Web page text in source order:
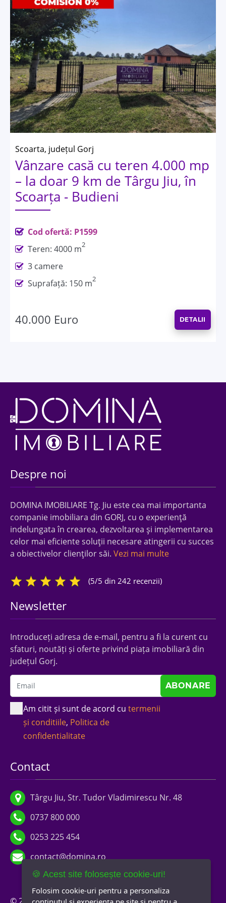
Scoarta, județul Gorj
Vânzare casă cu teren 4.000 mp
– la doar 9 km de Târgu Jiu, în
Scoarța - Budieni
Cod ofertă: P1599
Teren: 4000 m2
3 camere
Suprafață: 150 m2
40.000 Euro DETALII
Despre noi
DOMINA IMOBILIARE Tg. Jiu este cea mai importanta
companie imobiliara din GORJ, cu o experienţă
indelungata în crearea, dezvoltarea şi implementarea
celor mai eficiente soluţii necesare atingerii cu succes
a obiectivelor clienţilor săi. Vezi mai multe
(5/5 din 242 recenzii)
Newsletter
Introduceți adresa de e-mail, pentru a fi la curent cu
sfaturi, noutăți și oferte privind piața imobiliară din
județul Gorj.
Am citit și sunt de acord cu termenii
și conditiile, Politica de
confidentialitate
Contact
Târgu Jiu, Str. Tudor Vladimirescu Nr. 48
0737 800 000
0253 225 454
contact@domina.ro
© 2026 Domina Imobiliare Termeni și condiții
🍪 Acest site folosește cookie-uri!
Folosim cookie-uri pentru a personaliza